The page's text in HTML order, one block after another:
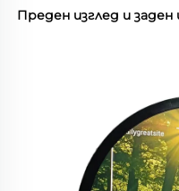
Преден изглед и заден